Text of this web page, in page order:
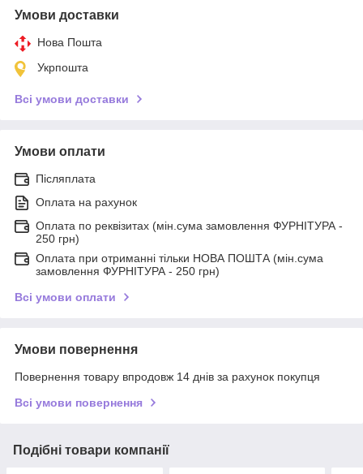
Умови доставки
Нова Пошта
Укрпошта
Всі умови доставки
Умови оплати
Післяплата
Оплата на рахунок
Оплата по реквізитах (мін.сума замовлення ФУРНІТУРА -
250 грн)
Оплата при отриманні тільки НОВА ПОШТА (мін.сума
замовлення ФУРНІТУРА - 250 грн)
Всі умови оплати
Умови повернення
Повернення товару впродовж 14 днів за рахунок покупця
Всі умови повернення
Подібні товари компанії